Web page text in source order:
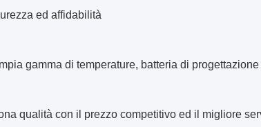
ed affidabilità
gamma di temperature, batteria di
qualità con il prezzo competitivo ed il migliore